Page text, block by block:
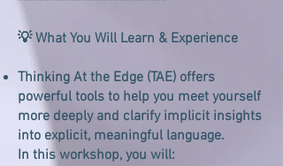
💡 What You Will Learn & Experience
Thinking At the Edge (TAE) offers
powerful tools to help you meet yourself
more deeply and clarify implicit insights
into explicit, meaningful language.
In this workshop, you will: